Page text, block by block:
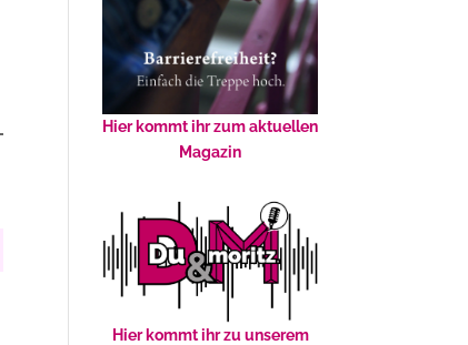
Hier kommt ihr zum aktuellen
Magazin
Hier kommt ihr zu unserem